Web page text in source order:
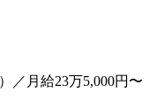
／月給23万5,000円〜